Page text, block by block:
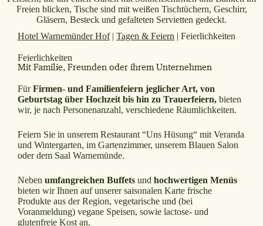
Hotel Warnemünder Hof| Tagen & Feiern | Feierlichkeiten
Feierlichkeiten
Mit Familie, Freunden oder ihrem Unternehmen
FürFirmen- und Familienfeiern jeglicher Art, von
Geburtstag über Hochzeit bis hin zu Trauerfeiern, bieten
wir, je nach Personenanzahl, verschiedene Räumlichkeiten.
Feiern Sie in unserem Restaurant “Uns Hüsung“ mit Veranda
und Wintergarten, im Gartenzimmer, unserem Blauen Salon
oder dem Saal Warnemünde.
Neben umfangreichen Buffets und hochwertigen Menüs
bieten wir Ihnen auf unserer saisonalen Karte frische
Produkte aus der Region, vegetarische und (bei
Voranmeldung) vegane Speisen, sowie lactose- und
glutenfreie Kost an.